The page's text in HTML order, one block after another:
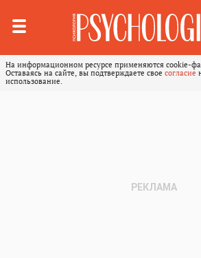
На информационном ресурсе применяются cookie-
Оставаясь на сайте, вы подтверждаете свое согласие
использование.